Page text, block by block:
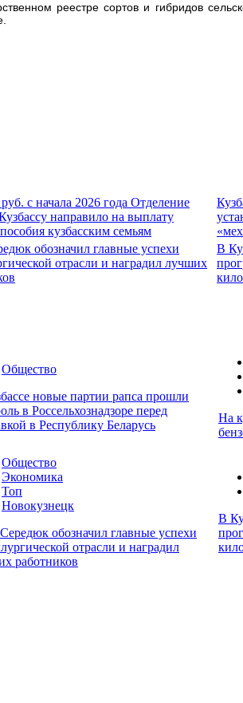
реестре сортов и гибридов
с начала 2026 года Отделение
направило на выплату
кузбасским семьям
обозначил главные успехи
отрасли и наградил лучших
В
Общество
новые партии рапса прошли
в Россельхознадзоре перед
в Республику Беларусь
На
Общество
Экономика
Топ
Новокузнецк
обозначил главные успехи
отрасли и наградил
работников
В